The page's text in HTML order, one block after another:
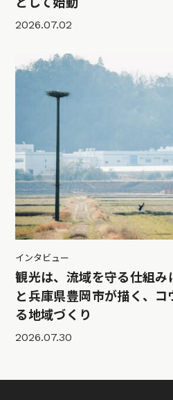
2026.07.02
インタビュー
観光は、流域を守る仕組み
と兵庫県豊岡市が描く、
る地域づくり
2026.07.30